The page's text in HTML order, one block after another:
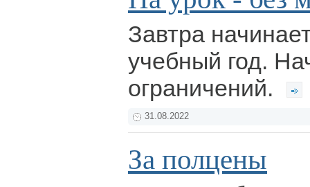
Завтра
учебный год.
ограничений.
31.08.2022
За полцены